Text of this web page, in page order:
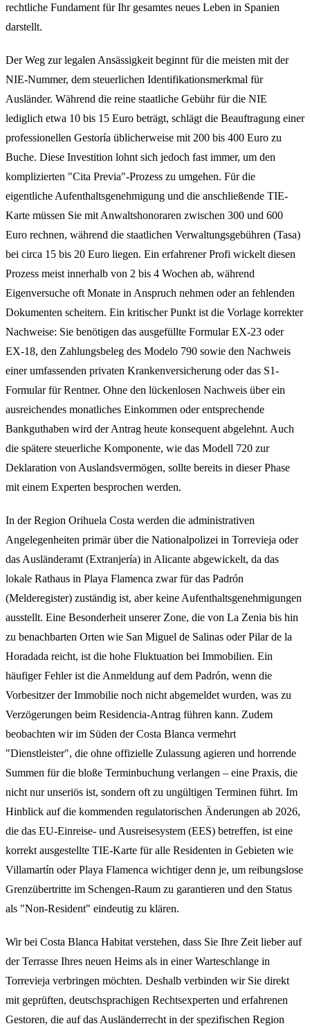
rechtliche Fundament für Ihr gesamtes neues Leben in Spanien
darstellt.
Der Weg zur legalen Ansässigkeit beginnt für die meisten mit der
NIE-Nummer, dem steuerlichen Identifikationsmerkmal für
Ausländer. Während die reine staatliche Gebühr für die NIE
lediglich etwa 10 bis 15 Euro beträgt, schlägt die Beauftragung einer
professionellen Gestoría üblicherweise mit 200 bis 400 Euro zu
Buche. Diese Investition lohnt sich jedoch fast immer, um den
komplizierten "Cita Previa"-Prozess zu umgehen. Für die
eigentliche Aufenthaltsgenehmigung und die anschließende TIE-
Karte müssen Sie mit Anwaltshonoraren zwischen 300 und 600
Euro rechnen, während die staatlichen Verwaltungsgebühren (Tasa)
bei circa 15 bis 20 Euro liegen. Ein erfahrener Profi wickelt diesen
Prozess meist innerhalb von 2 bis 4 Wochen ab, während
Eigenversuche oft Monate in Anspruch nehmen oder an fehlenden
Dokumenten scheitern. Ein kritischer Punkt ist die Vorlage korrekter
Nachweise: Sie benötigen das ausgefüllte Formular EX-23 oder
EX-18, den Zahlungsbeleg des Modelo 790 sowie den Nachweis
einer umfassenden privaten Krankenversicherung oder das S1-
Formular für Rentner. Ohne den lückenlosen Nachweis über ein
ausreichendes monatliches Einkommen oder entsprechende
Bankguthaben wird der Antrag heute konsequent abgelehnt. Auch
die spätere steuerliche Komponente, wie das Modell 720 zur
Deklaration von Auslandsvermögen, sollte bereits in dieser Phase
mit einem Experten besprochen werden.
In der Region Orihuela Costa werden die administrativen
Angelegenheiten primär über die Nationalpolizei in Torrevieja oder
das Ausländeramt (Extranjería) in Alicante abgewickelt, da das
lokale Rathaus in Playa Flamenca zwar für das Padrón
(Melderegister) zuständig ist, aber keine Aufenthaltsgenehmigungen
ausstellt. Eine Besonderheit unserer Zone, die von La Zenia bis hin
zu benachbarten Orten wie San Miguel de Salinas oder Pilar de la
Horadada reicht, ist die hohe Fluktuation bei Immobilien. Ein
häufiger Fehler ist die Anmeldung auf dem Padrón, wenn die
Vorbesitzer der Immobilie noch nicht abgemeldet wurden, was zu
Verzögerungen beim Residencia-Antrag führen kann. Zudem
beobachten wir im Süden der Costa Blanca vermehrt
"Dienstleister", die ohne offizielle Zulassung agieren und horrende
Summen für die bloße Terminbuchung verlangen – eine Praxis, die
nicht nur unseriös ist, sondern oft zu ungültigen Terminen führt. Im
Hinblick auf die kommenden regulatorischen Änderungen ab 2026,
die das EU-Einreise- und Ausreisesystem (EES) betreffen, ist eine
korrekt ausgestellte TIE-Karte für alle Residenten in Gebieten wie
Villamartín oder Playa Flamenca wichtiger denn je, um reibungslose
Grenzübertritte im Schengen-Raum zu garantieren und den Status
als "Non-Resident" eindeutig zu klären.
Wir bei Costa Blanca Habitat verstehen, dass Sie Ihre Zeit lieber auf
der Terrasse Ihres neuen Heims als in einer Warteschlange in
Torrevieja verbringen möchten. Deshalb verbinden wir Sie direkt
mit geprüften, deutschsprachigen Rechtsexperten und erfahrenen
Gestoren, die auf das Ausländerrecht in der spezifischen Region